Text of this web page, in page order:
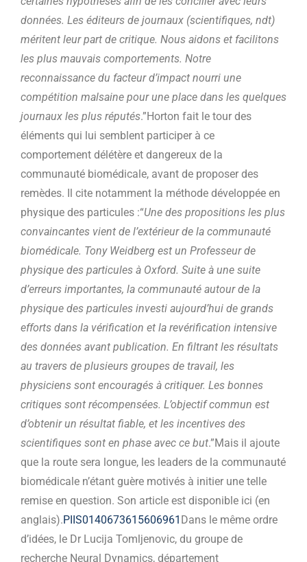
données. Les éditeurs de journaux (scientifiques, ndt)
méritent leur part de critique. Nous aidons et facilitons
les plus mauvais comportements. Notre
reconnaissance du facteur d’impact nourri une
compétition malsaine pour une place dans les quelques
journaux les plus réputés.”Horton fait le tour des
éléments qui lui semblent participer à ce
comportement délétère et dangereux de la
communauté biomédicale, avant de proposer des
remèdes. Il cite notamment la méthode développée en
physique des particules :“Une des propositions les plus
convaincantes vient de l’extérieur de la communauté
biomédicale. Tony Weidberg est un Professeur de
physique des particules à Oxford. Suite à une suite
d’erreurs importantes, la communauté autour de la
physique des particules investi aujourd’hui de grands
efforts dans la vérification et la revérification intensive
des données avant publication. En filtrant les résultats
au travers de plusieurs groupes de travail, les
physiciens sont encouragés à critiquer. Les bonnes
critiques sont récompensées. L’objectif commun est
d’obtenir un résultat fiable, et les incentives des
scientifiques sont en phase avec ce but.”Mais il ajoute
que la route sera longue, les leaders de la communauté
biomédicale n’étant guère motivés à initier une telle
remise en question. Son article est disponible ici (en
anglais).PIIS0140673615606961 Dans le même ordre
d’idées, le Dr Lucija Tomljenovic, du groupe de
recherche Neural Dynamics, département